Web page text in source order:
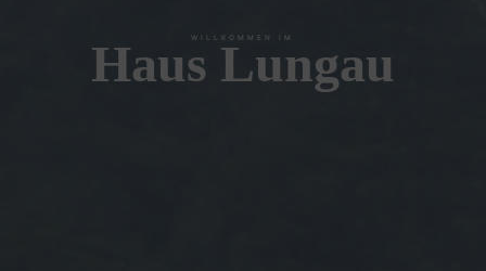
WILLKOMMEN IM
Haus Lungau